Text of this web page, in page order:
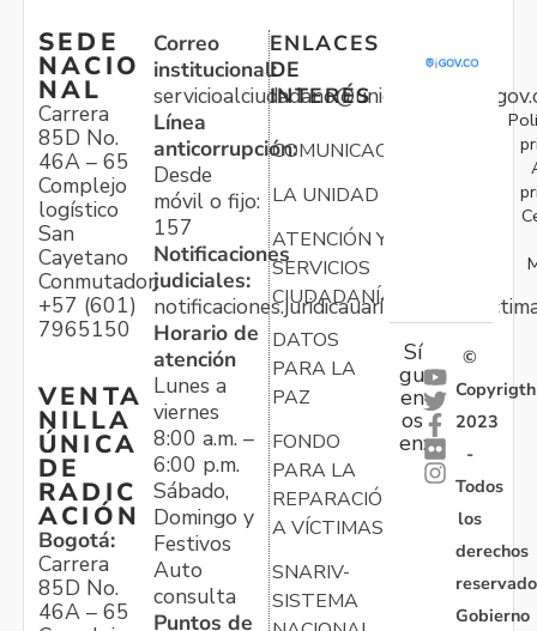
SEDE
NACIO
NAL
Carrera
85D No.
46A – 65
Complejo
logístico
San
Cayetano
Conmutador:
+57 (601)
7965150
VENTA
NILLA
ÚNICA
DE
RADIC
ACIÓN
Bogotá:
Carrera
85D No.
46A – 65
Correo
institucional:
Línea
anticorrupción:
Desde
móvil o fijo:
157
Notificaciones
judiciales:
Horario de
atención
Lunes a
viernes
8:00 a.m. –
6:00 p.m.
Sábado,
Domingo y
Festivos
Auto
consulta
Puntos de
ENLACES
DE
INTERÉS
COMUNICACIONES
LA UNIDAD
ATENCIÓN Y
SERVICIOS
CIUDADANÍA
DATOS
PARA LA
PAZ
FONDO
PARA LA
REPARACIÓN
A VÍCTIMAS
SNARIV-
SISTEMA
Sí
gu
en
os
en:
©
Copyrigth
2023
-
Todos
los
derechos
Gobierno